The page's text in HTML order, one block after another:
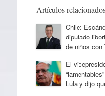
Artículos relacionados
Chile:
diputado
de niños con
El
Lula y dijo